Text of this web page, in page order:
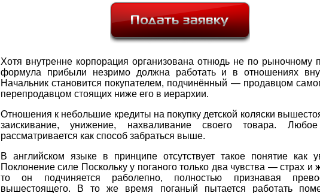
Хотя внутренне корпорация организована отнюдь не по рыночному
формула прибыли незримо должна работать и в отношениях
Начальник становится покупателем, подчинённый — продавцом
перепродавцом стоящих ниже его в иерархии.
Отношения к небольшие кредиты на покупку детской коляски
заискивание, унижение, нахваливание своего товара.
рассматривается как способ забраться выше.
В английском языке в принципе отсутствует такое понятие как
Поклонение силе Поскольку у поганого только два чувства — страх и
то он подчиняется раболепно, полностью признавая
вышестоящего. В то же время поганый пытается работать